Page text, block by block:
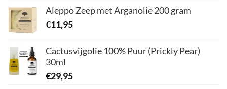
Aleppo Zeep met Arganolie 200 gram
€11,95
Cactusvijgolie 100% Puur (Prickly Pear)
30ml
€29,95